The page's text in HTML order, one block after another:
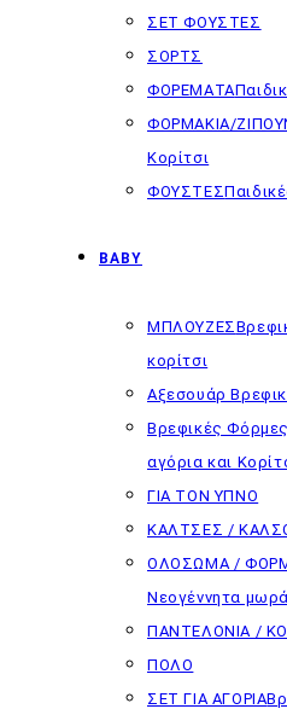
ΣΕΤ ΦΟΥΣΤΕΣ
ΣΟΡΤΣ
ΦΟΡΕΜΑΤΑ
ΦΟΡΜΑΚΙΑ/
Κορίτσι
ΦΟΥΣΤΕΣ
BABY
ΜΠΛΟΥΖΕΣ
κορίτσι
Αξεσουάρ
Βρεφικές Φόρμες
αγόρια και
ΓΙΑ ΤΟΝ ΥΠΝΟ
ΚΑΛΤΣΕΣ /
ΟΛΟΣΩΜΑ /
Νεογέννητα μωρά
ΠΑΝΤΕΛΟΝΙΑ /
ΠΟΛΟ
ΣΕΤ ΓΙΑ ΑΓΟΡΙΑ